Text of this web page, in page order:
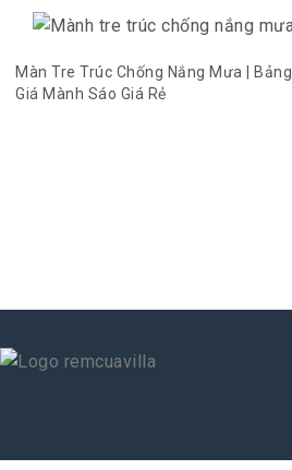
Màn Tre Trúc Chống Nắng Mưa | Bảng
Giá Mành Sáo Giá Rẻ